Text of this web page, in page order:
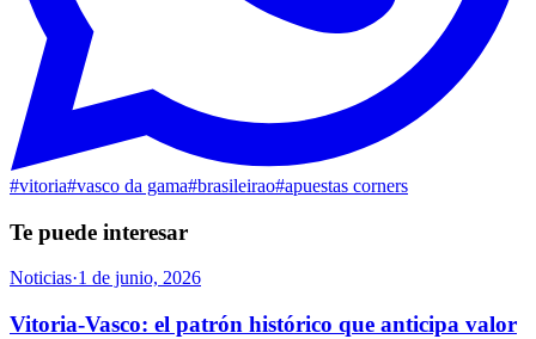
#vitoria#vasco da gama#brasileirao#apuestas corners
Te puede interesar
Noticias·1 de junio, 2026
Vitoria-Vasco: el patrón histórico que anticipa valor